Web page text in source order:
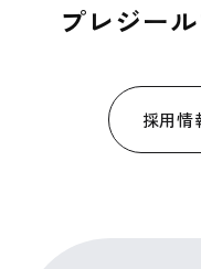
プレジー
採用情